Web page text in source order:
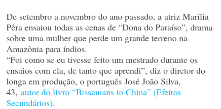
De setembro a novembro do ano passado, a atriz Marília
Pêra ensaiou todas as cenas de “Dona do Paraíso”, drama
sobre uma mulher que perde um grande terreno na
Amazônia para índios.
“Foi como se eu tivesse feito um mestrado durante os
ensaios com ela, de tanto que aprendi”, diz o diretor do
longa em produção, o português José João Silva,
43, autor do livro “Bissauians in China” (Efeitos
Secundários).